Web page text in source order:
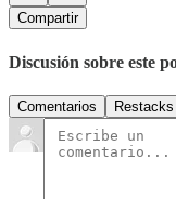
Compartir
Discusión sobre este
Comentarios Restacks